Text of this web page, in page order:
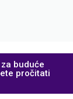
za buduće
pročitati